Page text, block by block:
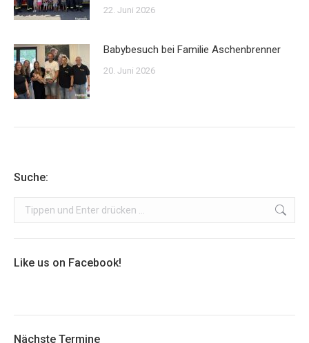
22. Juni 2026
Babybesuch bei Familie Aschenbrenner
20. Juni 2026
Suche:
Search:
Like us on Facebook!
Nächste Termine